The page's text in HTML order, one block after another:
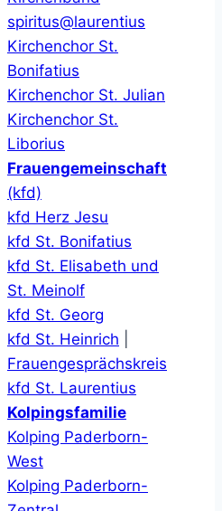
spiritus@laurentius
Kirchenchor St.
Bonifatius
Kirchenchor St. Julian
Kirchenchor St.
Liborius
Frauengemeinschaft
(kfd)
kfd Herz Jesu
kfd St. Bonifatius
kfd St. Elisabeth und
St. Meinolf
kfd St. Georg
kfd St. Heinrich
Frauengesprächskreis
kfd St. Laurentius
Kolpingsfamilie
Kolping Paderborn-
West
Kolping Paderborn-